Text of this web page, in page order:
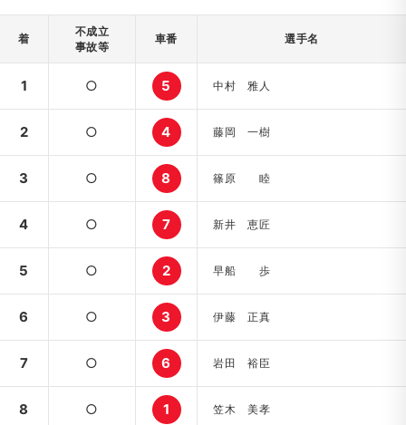
着
不成立
事故等
車番 選手名
1 ○ 5 中村 雅人
2 ○ 4 藤岡 一樹
3 ○ 8 篠原 睦
4 ○ 7 新井 恵匠
5 ○ 2 早船 歩
6 ○ 3 伊藤 正真
7 ○ 6 岩田 裕臣
8 ○ 1 笠木 美孝